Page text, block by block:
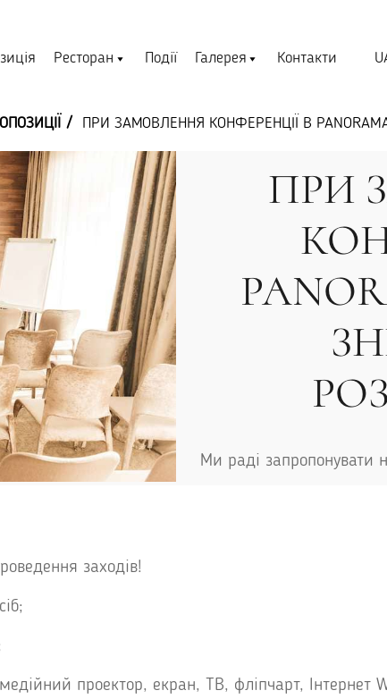
Ресторан Події Галерея Контакти
ПРИ ЗАМОВЛЕННЯ КОНФЕРЕНЦІЇ В
ПРИ
Ми раді запропонувати
заходів!
проектор, екран, ТВ, фліпчарт, Інтернет